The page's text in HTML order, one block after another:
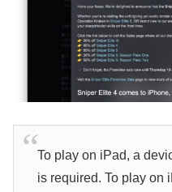
To play on iPad, a
is required. To play on